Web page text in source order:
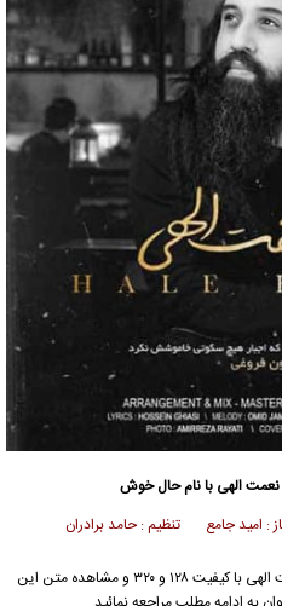
نعمت الهی با نام حال خوش
امید جامع تنظیم : حامد برادران
الهی
با کیفیت ۱۲۸ و ۳۲۰ و مشاهده متن این